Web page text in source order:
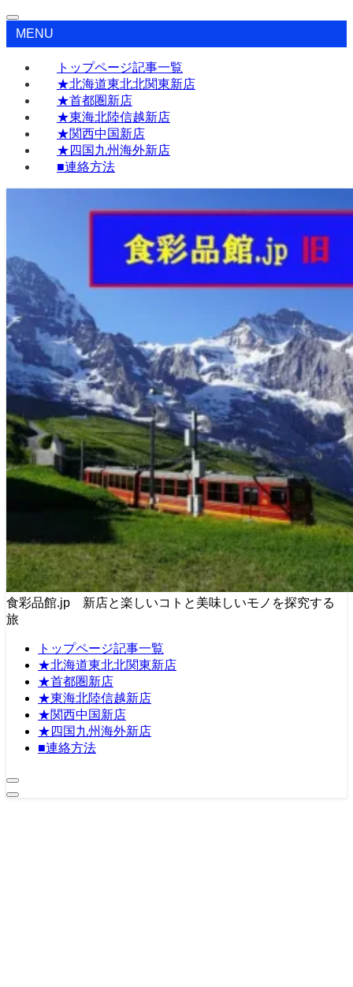
MENU
トップページ記事一覧
★北海道東北北関東新店
★首都圏新店
★東海北陸信越新店
★関西中国新店
★四国九州海外新店
■連絡方法
食彩品館.jp 新店と楽しいコトと美味しいモノを探究する
旅
トップページ記事一覧
★北海道東北北関東新店
★首都圏新店
★東海北陸信越新店
★関西中国新店
★四国九州海外新店
■連絡方法